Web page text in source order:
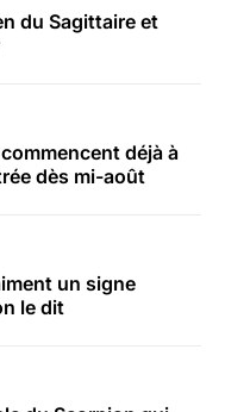
du Sagittaire et
déjà à
dès mi-août
un signe
le dit